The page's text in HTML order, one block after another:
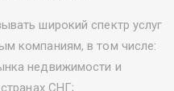
широкий спектр услуг
компаниям, в том числе:
недвижимости и
СНГ;